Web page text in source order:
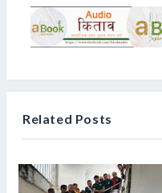
Related Posts